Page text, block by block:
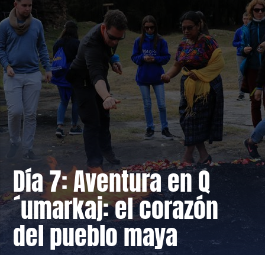
Día 7: Aventura en Q
´umarkaj: el corazón
del pueblo maya